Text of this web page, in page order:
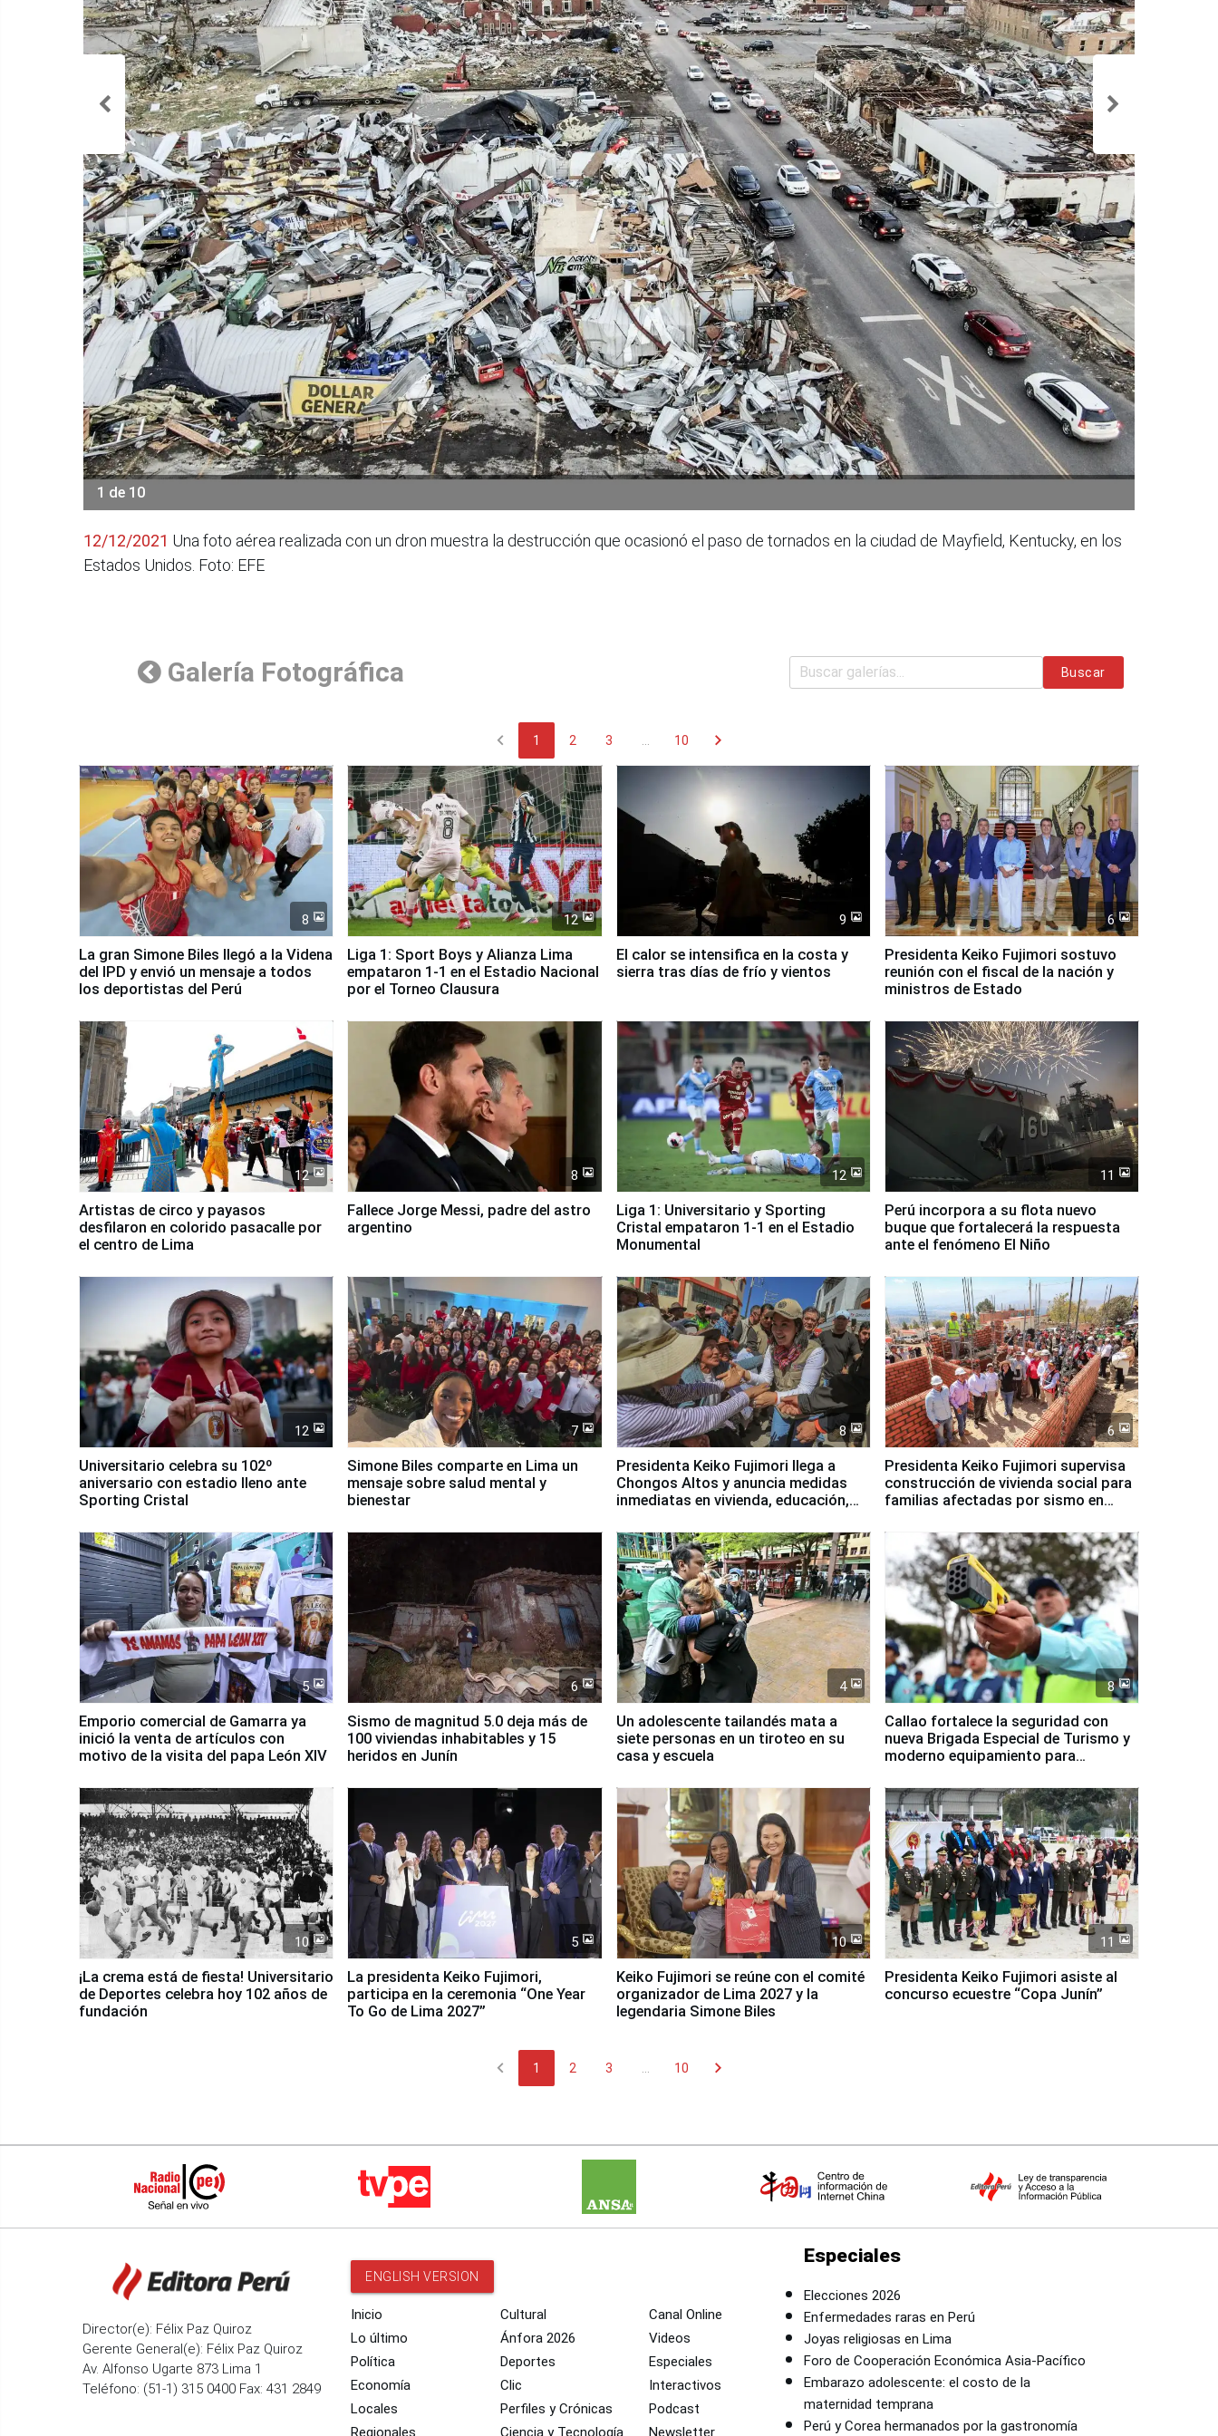
1 de 10
12/12/2021 Una foto aérea realizada con un dron muestra la destrucción que ocasionó el paso de tornados en la ciudad de Mayfield, Kentucky, en los
Estados Unidos. Foto: EFE
Galería Fotográfica Buscar
chevron_left 1 2 3 10 chevron_right
8
La gran Simone Biles llegó a la Videna
del IPD y envió un mensaje a todos
los deportistas del Perú
12
Liga 1: Sport Boys y Alianza Lima
empataron 1-1 en el Estadio Nacional
por el Torneo Clausura
9
El calor se intensifica en la costa y
sierra tras días de frío y vientos
6
Presidenta Keiko Fujimori sostuvo
reunión con el fiscal de la nación y
ministros de Estado
12
Artistas de circo y payasos
desfilaron en colorido pasacalle por
el centro de Lima
8
Fallece Jorge Messi, padre del astro
argentino
12
Liga 1: Universitario y Sporting
Cristal empataron 1-1 en el Estadio
Monumental
11
Perú incorpora a su flota nuevo
buque que fortalecerá la respuesta
ante el fenómeno El Niño
12
Universitario celebra su 102º
aniversario con estadio lleno ante
Sporting Cristal
7
Simone Biles comparte en Lima un
mensaje sobre salud mental y
bienestar
8
Presidenta Keiko Fujimori llega a
Chongos Altos y anuncia medidas
inmediatas en vivienda, educación,
6
Presidenta Keiko Fujimori supervisa
construcción de vivienda social para
familias afectadas por sismo en
5
Emporio comercial de Gamarra ya
inició la venta de artículos con
motivo de la visita del papa León XIV
6
Sismo de magnitud 5.0 deja más de
100 viviendas inhabitables y 15
heridos en Junín
4
Un adolescente tailandés mata a
siete personas en un tiroteo en su
casa y escuela
8
Callao fortalece la seguridad con
nueva Brigada Especial de Turismo y
moderno equipamiento para
10
¡La crema está de fiesta! Universitario
de Deportes celebra hoy 102 años de
fundación
5
La presidenta Keiko Fujimori,
participa en la ceremonia “One Year
To Go de Lima 2027”
10
Keiko Fujimori se reúne con el comité
organizador de Lima 2027 y la
legendaria Simone Biles
11
Presidenta Keiko Fujimori asiste al
concurso ecuestre “Copa Junín”
chevron_left 1 2 3 10 chevron_right
Director(e): Félix Paz Quiroz
Gerente General(e): Félix Paz Quiroz
Av. Alfonso Ugarte 873 Lima 1
Teléfono: (51-1) 315 0400 Fax: 431 2849
ENGLISH VERSION
Inicio
Lo último
Política
Economía
Locales
Regionales
Cultural
Ánfora 2026
Deportes
Clic
Perfiles y Crónicas
Ciencia y Tecnología
Canal Online
Videos
Especiales
Interactivos
Podcast
Newsletter
Especiales
Elecciones 2026
Enfermedades raras en Perú
Joyas religiosas en Lima
Foro de Cooperación Económica Asia-Pacífico
Embarazo adolescente: el costo de la
maternidad temprana
Perú y Corea hermanados por la gastronomía